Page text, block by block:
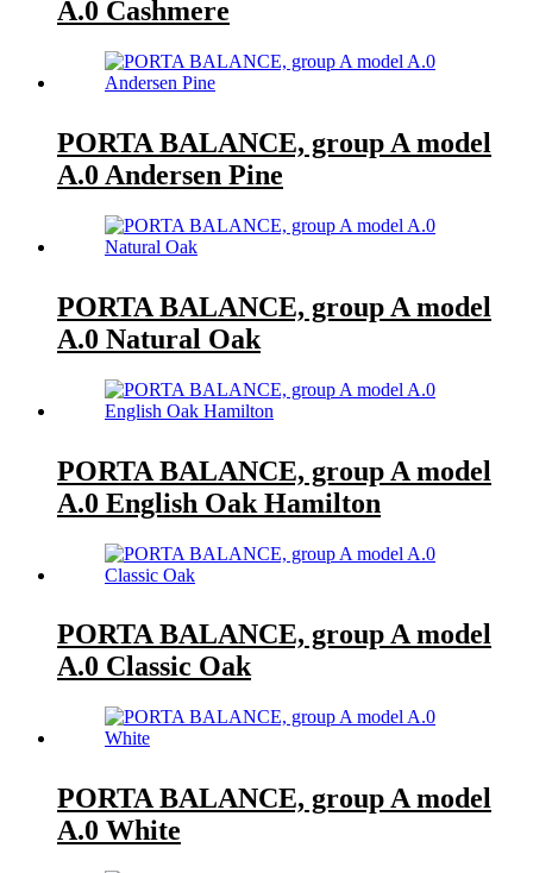
A.0 Cashmere
PORTA BALANCE, group A model
A.0 Andersen Pine
PORTA BALANCE, group A model
A.0 Natural Oak
PORTA BALANCE, group A model
A.0 English Oak Hamilton
PORTA BALANCE, group A model
A.0 Classic Oak
PORTA BALANCE, group A model
A.0 White